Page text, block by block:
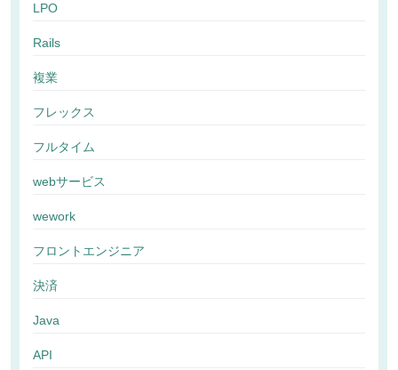
LPO
Rails
複業
フレックス
フルタイム
webサービス
wework
フロントエンジニア
決済
Java
API